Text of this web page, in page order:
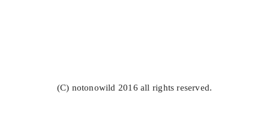
(C) notonowild 2016 all rights reserved.